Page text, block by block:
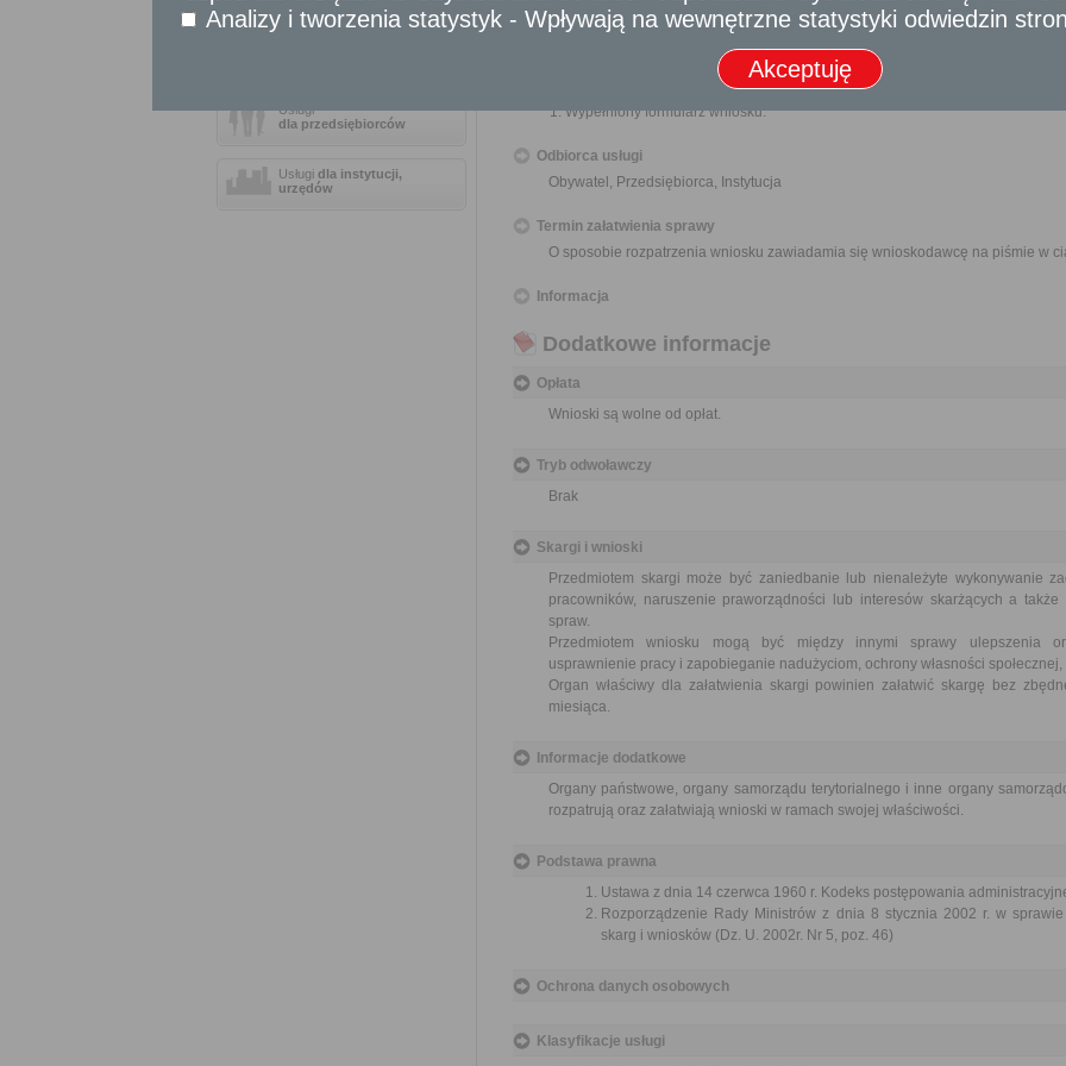
Sprawy obywatelskie
Usługi
dla przedsiębiorców
Usługi dla instytucji,
urzędów
Nikt nie może być narażony na jakikolwiek uszczerbek lub zarzut z
Wypełniony formularz wniosku.
Odbiorca usługi
Obywatel, Przedsiębiorca, Instytucja
Termin załatwienia sprawy
O sposobie rozpatrzenia wniosku zawiadamia się wnioskodawcę na piśmie w
Informacja
Dodatkowe informacje
Opłata
Wnioski są wolne od opłat.
Tryb odwoławczy
Brak
Skargi i wnioski
Przedmiotem skargi może być zaniedbanie lub nienależyte wykonywanie
pracowników, naruszenie praworządności lub interesów skarżących a także
spraw.
Przedmiotem wniosku mogą być między innymi sprawy ulepszenia
usprawnienie pracy i zapobieganie nadużyciom, ochrony własności
Organ właściwy dla załatwienia skargi powinien załatwić skargę bez
miesiąca.
Informacje dodatkowe
Organy państwowe, organy samorządu terytorialnego i inne organy
rozpatrują oraz załatwiają wnioski w ramach swojej właściwości.
Podstawa prawna
Ustawa z dnia 14 czerwca 1960 r. Kodeks postępowania
Rozporządzenie Rady Ministrów z dnia 8 stycznia 2002 r. w
skarg i wniosków (Dz. U. 2002r. Nr 5, poz. 46)
Ochrona danych osobowych
Klasyfikacje usługi
Analizy i tworzenia statystyk - Wpływają na wewnętrzne statystyki odwiedzin stron
Akceptuję